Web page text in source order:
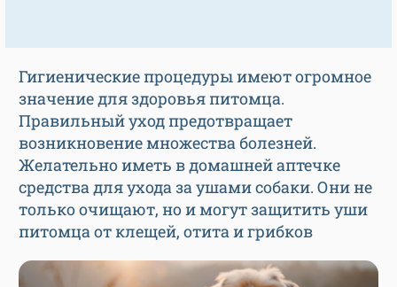
Гигиенические процедуры имеют огромное
значение для здоровья питомца.
Правильный уход предотвращает
возникновение множества болезней.
Желательно иметь в домашней аптечке
средства для ухода за ушами собаки. Они не
только очищают, но и могут защитить уши
питомца от клещей, отита и грибков